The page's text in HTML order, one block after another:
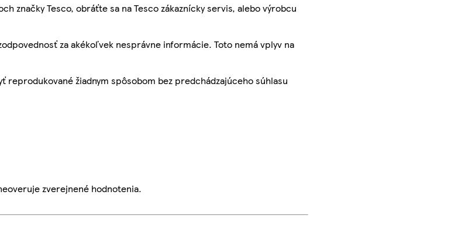
značky Tesco, obráťte sa na Tesco zákaznícky servis, alebo výrobcu
za akékoľvek nesprávne informácie. Toto nemá vplyv na
žiadnym spôsobom bez predchádzajúceho súhlasu
zverejnené hodnotenia.